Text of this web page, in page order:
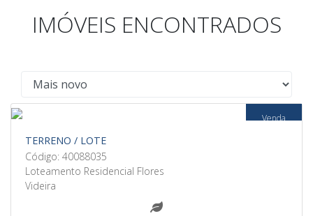
IMÓVEIS ENCONTRADOS
Venda
TERRENO / LOTE
Código: 40088035
Loteamento Residencial Flores
Videira